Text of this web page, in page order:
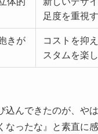
足度を重視
きが
コストを抑
スタムを楽
込んできたのが、や
ったな』と素直に